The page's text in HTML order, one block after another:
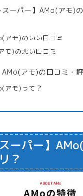
スーパー】AMo(アモ)
アモ)のいい口コミ
モ)の悪い口コミ
AMo(アモ)の口コミ・
アモ)って？
スーパー】
？